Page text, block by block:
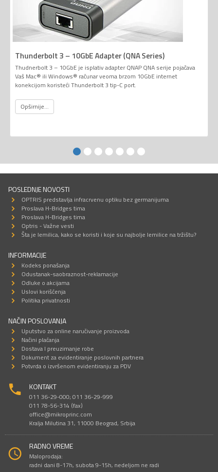
Thunderbolt 3 – 10GbE Adapter (QNA Series)
Thudnerbolt 3 – 10GbE je isplativ adapter QNAP QNA serije pojačava
Vaš Mac® ili Windows® računar veoma brzom 10GbE internet
konekcijom koristeći Thunderbolt 3 tip-C port.
Opširnije...
POSLEDNJE NOVOSTI
OPTRIS predstavlja infracrvenu optiku bez germanijuma
Proslava H-Bridges tima
Proslava H-Bridges tima
Optris - Važne vesti
Šta je lemilica, kako se koristi i koje su najbolje lemilice na tržištu?
INFORMACIJE
Kodeks ponašanja
Odustanak-saobraznost-reklamacije
Odluke o akcijama
Uslovi korišćenja
Politika privatnosti
NAČIN POSLOVANJA
Uputstvo za online naručivanje proizvoda
Načini plaćanja
Dostava I preuzimanje robe
Dokument za evidentiranje poslovnih partnera
Potvrda o izvršenom evidentiranju za PDV
KONTAKT
011 36-29-000; 011 36-29-999
011 78-56-314 (fax)
office@mikroprinc.com
Kralja Milutina 31, 11000 Beograd, Srbija
RADNO VREME
Maloprodaja:
radni dani 8-17h, subota 9-15h, nedeljom ne radi